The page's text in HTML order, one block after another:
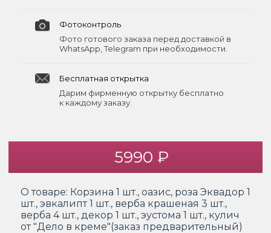
Фотоконтроль
Фото готового заказа перед доставкой в
WhatsApp, Telegram при необходимости.
Бесплатная открытка
Дарим фирменную открытку бесплатно
к каждому заказу.
5990 ₽
О товаре: Корзина 1 шт., оазис, роза Эквадор 1
шт., эвкалипт 1 шт., верба крашеная 3 шт.,
верба 4 шт., декор 1 шт., эустома 1 шт., кулич
от "Дело в креме"(заказ предварительный)